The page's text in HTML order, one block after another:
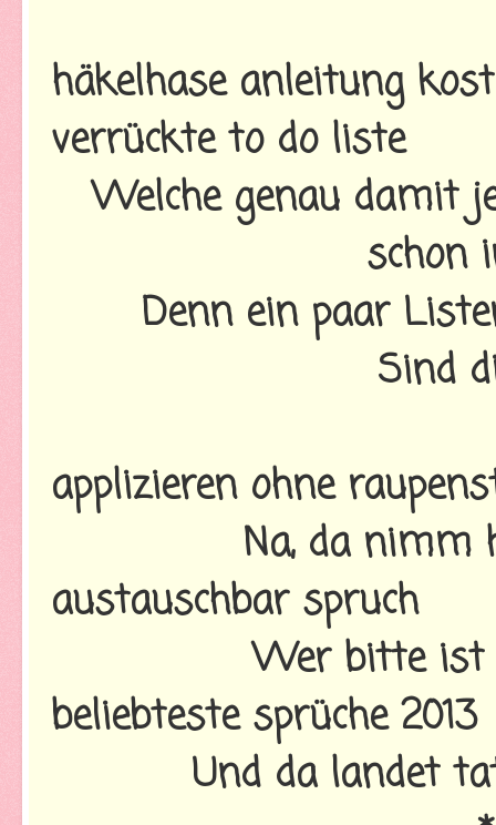
häkelhase anleitung
verrückte to do liste
Welche genau damit
schon
Denn ein paar
Sind
applizieren ohne
Na, da nimm
austauschbar spruch
Wer bitte ist
beliebteste sprüche 2013
Und da landet